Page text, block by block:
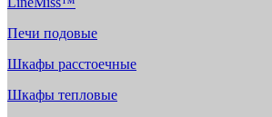
Печи подовые
Шкафы расстоечные
Шкафы тепловые